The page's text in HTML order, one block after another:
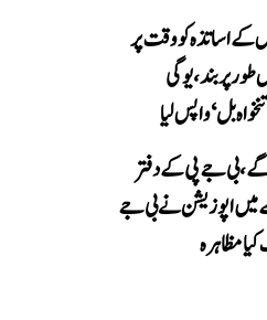
کے اساتذہ کو وقت پر
طور پر بند، یوگی
بل‘ واپس لیا
بی جے پی کے دفتر
میں اپوزیشن نے بی جے
مظاہرہ